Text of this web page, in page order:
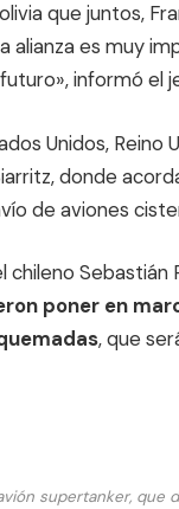
que juntos,
alianza es muy
informó el
Unidos, Reino
donde
de aviones
chileno
poner en
, que
supertanker,